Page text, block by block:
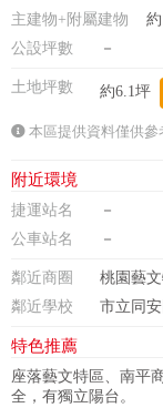
主建物+附屬建物
公設坪數
－
土地坪數 約6.1坪
本區提供資料僅供參
附近環境
捷運站名
－
公車站名
－
鄰近商圈
桃園藝
鄰近學校
市立同
特色推薦
座落藝文特區、南平
全，有獨立陽台。